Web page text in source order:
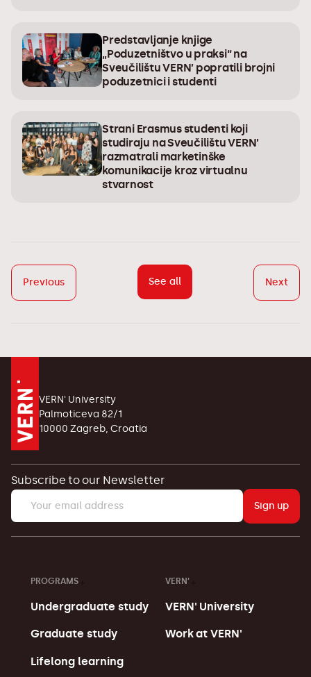
Predstavljanje knjige
„Poduzetništvo u praksi“ na
Sveučilištu VERN’ popratili brojni
poduzetnici i studenti
Strani Erasmus studenti koji
studiraju na Sveučilištu VERN’
razmatrali marketinške
komunikacije kroz virtualnu
stvarnost
Previous See all Next
VERN' University
Palmoticeva 82/1
10000 Zagreb, Croatia
Subscribe to our Newsletter
Sign up
PROGRAMS
Undergraduate study
Graduate study
Lifelong learning
VERN'
VERN' University
Work at VERN'